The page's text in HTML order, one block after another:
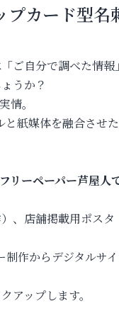
プカード型名
ご自分で調べた情報
うか？
情。
と紙媒体を融合させ
リーペーパー芦屋人
、店舗掲載用ポスタ
作からデジタルサ
アップします。